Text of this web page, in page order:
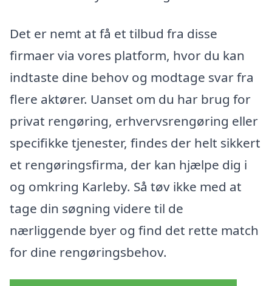
Det er nemt at få et tilbud fra disse
firmaer via vores platform, hvor du kan
indtaste dine behov og modtage svar fra
flere aktører. Uanset om du har brug for
privat rengøring, erhvervsrengøring eller
specifikke tjenester, findes der helt sikkert
et rengøringsfirma, der kan hjælpe dig i
og omkring Karleby. Så tøv ikke med at
tage din søgning videre til de
nærliggende byer og find det rette match
for dine rengøringsbehov.